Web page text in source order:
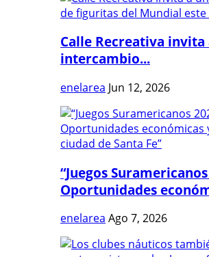
Calle Recreativa invita
intercambio...
enelarea Jun 12, 2026
“Juegos
Oportunidades
enelarea Ago 7, 2026